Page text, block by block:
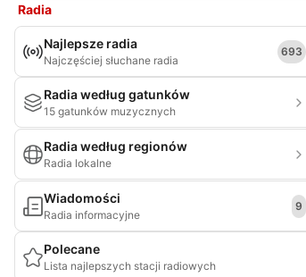
Radia
Najlepsze radia
Najczęściej słuchane radia
693
Radia według gatunków
15 gatunków muzycznych
Radia według regionów
Radia lokalne
Wiadomości
Radia informacyjne
9
Polecane
Lista najlepszych stacji radiowych